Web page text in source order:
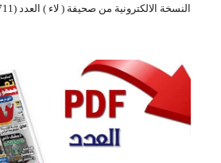
النسخة الالكترونية من صحيفة ( لاء ) العدد (711) PDF. .